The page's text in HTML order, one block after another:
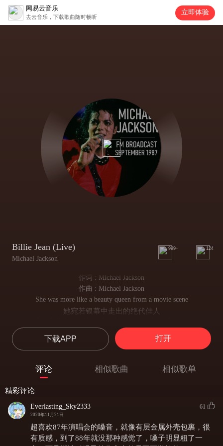
网易云音乐
去云音乐，下载歌曲随时畅听
立即体验
Billie Jean (Live)
Michael Jackson
999+ 124
作词 : Michael Jackson
作曲 : Michael Jackson
She was more like a beauty queen from a movie scene
她宛若银幕中走出的绝代佳人
我说我并不在意 但你为何在舞池中偏偏选中我？
Who will dance on the floor in the round
谁会与她在舞池中共舞
她说 我就是将要与她共舞的幸运儿
Then every head turned with eyes that dreamed of being the one
人们都看向她 幻想自己能被她选中 该有多好
Who will dance on the floor in the round
与她在舞池中共舞
下载APP 打开
评论 相似歌曲 相似歌单
精彩评论
Everlasting_Sky2333
2020年11月21日
61
超喜欢87年演唱会的嗓音，就像有层金属外壳包裹，很
有质感，到了88年就没那种感觉了，嗓子明显粗了一